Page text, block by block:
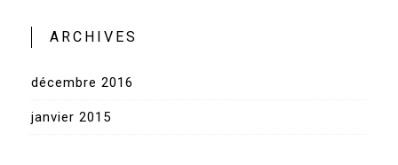
ARCHIVES
décembre 2016
janvier 2015